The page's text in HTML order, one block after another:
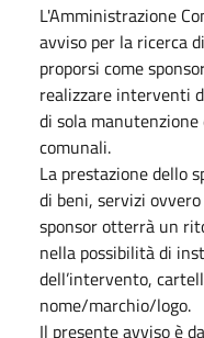
L'Amministrazione
avviso per la ricerca
proporsi come
realizzare interventi
di sola
comunali.
La prestazione dello
di beni, servizi
sponsor otterrà un
nella possibilità di
dell’intervento,
nome/marchio/logo.
Il presente avviso è